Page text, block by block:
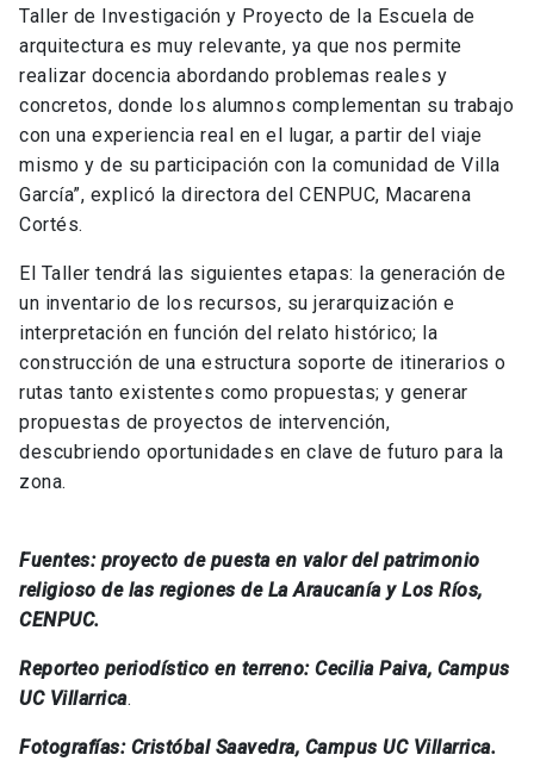
Taller de Investigación y Proyecto de la Escuela de
arquitectura es muy relevante, ya que nos permite
realizar docencia abordando problemas reales y
concretos, donde los alumnos complementan su trabajo
con una experiencia real en el lugar, a partir del viaje
mismo y de su participación con la comunidad de Villa
García”, explicó la directora del CENPUC, Macarena
Cortés.
El Taller tendrá las siguientes etapas: la generación de
un inventario de los recursos, su jerarquización e
interpretación en función del relato histórico; la
construcción de una estructura soporte de itinerarios o
rutas tanto existentes como propuestas; y generar
propuestas de proyectos de intervención,
descubriendo oportunidades en clave de futuro para la
zona.
Fuentes: proyecto de puesta en valor del patrimonio
religioso de las regiones de La Araucanía y Los Ríos,
CENPUC.
Reporteo periodístico en terreno: Cecilia Paiva, Campus
UC Villarrica.
Fotografías: Cristóbal Saavedra, Campus UC Villarrica.